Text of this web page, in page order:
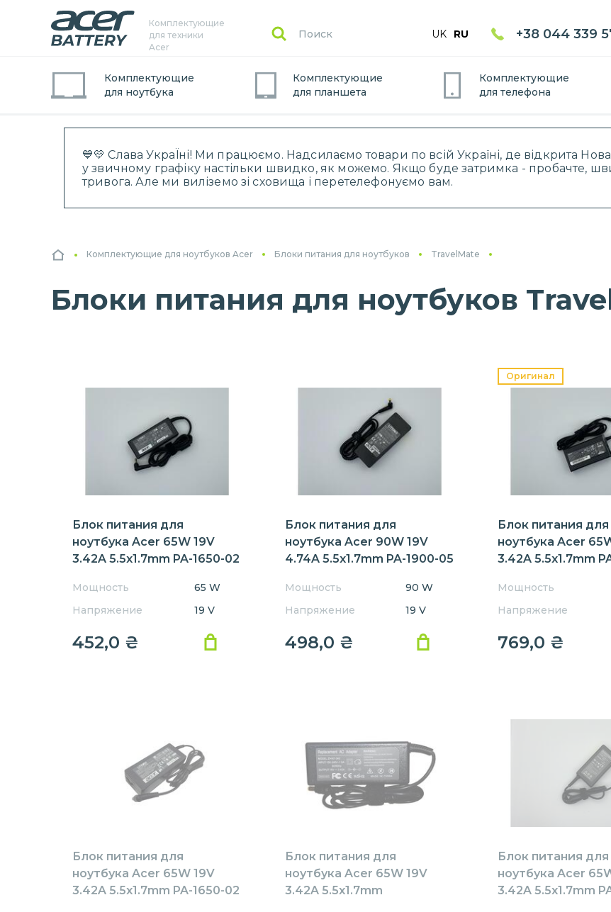
💙💛 Слава УкраЇні! Ми працюємо. Надсилаємо товари по всій Україні, де відкрита
у звичному графіку настільки швидко, як можемо. Якщо буде затримка - пробачте,
тривога. Але ми виліземо зі сховища і перетелефонуємо вам.
Комплектующие
для техники
Acer
UK RU +38 044 339
Комплектующие
для ноутбука
Комплектующие
для планшета
Комплектующие
для телефона
Комплектующие для ноутбуков Acer Блоки питания для ноутбуков TravelMate
Блоки питания для ноутбуков
Блок питания для
ноутбука Acer 65W 19V
3.42A 5.5x1.7mm PA-1650-02
Мощность
65 W
Напряжение
19 V
452,0 ₴
Блок питания для
ноутбука Acer 90W 19V
4.74A 5.5x1.7mm PA-1900-05
Мощность
90 W
Напряжение
19 V
498,0 ₴
Оригинал
Блок питания для
ноутбука Acer
3.42A 5.5x1.7mm
Мощность
Напряжение
769,0 ₴
Блок питания для
ноутбука Acer 65W 19V
3.42A 5.5x1.7mm PA-1650-02
Блок питания для
ноутбука Acer 65W 19V
3.42A 5.5x1.7mm
Блок питания для
ноутбука Acer
3.42A 5.5x1.7mm